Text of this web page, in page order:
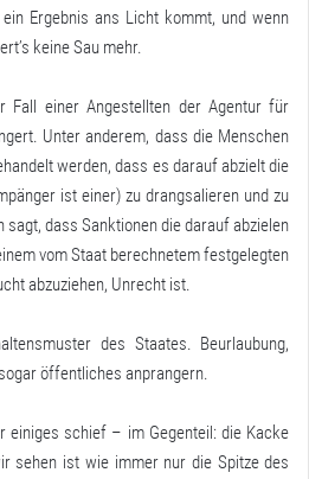
Ergebnis ans Licht kommt, und wenn
keine Sau mehr.
Fall einer Angestellten der Agentur für
Unter anderem, dass die Menschen
werden, dass es darauf abzielt die
ist einer) zu drangsalieren und zu
dass Sanktionen die darauf abzielen
vom Staat berechnetem festgelegten
abzuziehen, Unrecht ist.
des Staates. Beurlaubung,
öffentliches anprangern.
einiges schief – im Gegenteil: die Kacke
sehen ist wie immer nur die Spitze des